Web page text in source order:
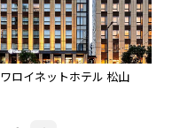
ロイネットホテル 松山